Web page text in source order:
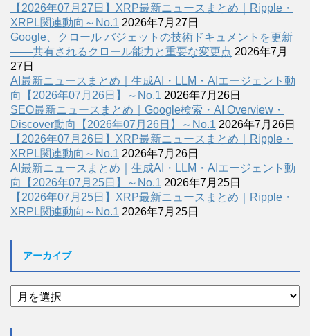
【2026年07月27日】XRP最新ニュースまとめ｜Ripple・
XRPL関連動向～No.1 2026年7月27日
Google、クロール バジェットの技術ドキュメントを更新
――共有されるクロール能力と重要な変更点 2026年7月
27日
AI最新ニュースまとめ｜生成AI・LLM・AIエージェント動
向【2026年07月26日】～No.1 2026年7月26日
SEO最新ニュースまとめ｜Google検索・AI Overview・
Discover動向【2026年07月26日】～No.1 2026年7月26日
【2026年07月26日】XRP最新ニュースまとめ｜Ripple・
XRPL関連動向～No.1 2026年7月26日
AI最新ニュースまとめ｜生成AI・LLM・AIエージェント動
向【2026年07月25日】～No.1 2026年7月25日
【2026年07月25日】XRP最新ニュースまとめ｜Ripple・
XRPL関連動向～No.1 2026年7月25日
アーカイブ
ア
ー